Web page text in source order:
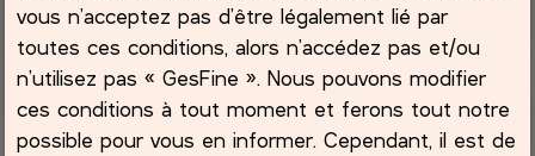
vous n’acceptez pas d’être légalement lié par
toutes ces conditions, alors n’accédez pas et/ou
n’utilisez pas « GesFine ». Nous pouvons modifier
ces conditions à tout moment et ferons tout notre
possible pour vous en informer. Cependant, il est de